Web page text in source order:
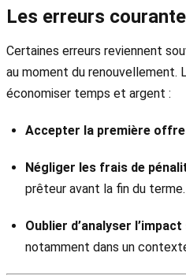
Les erreurs
Certaines erreurs reviennent
au moment du renouvellement.
économiser temps et argent :
Accepter la première
Négliger les frais de
prêteur avant la fin du terme.
Oublier d’analyser
notamment dans un